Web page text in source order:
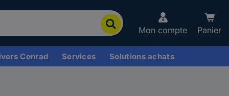
Mon compte Panier
Conrad Services Solutions achats